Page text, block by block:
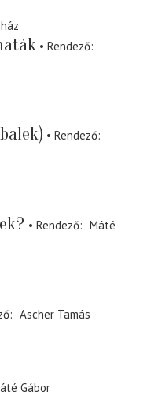
Rendező
Rendező
Rendező
Máté
Ascher Tamás
Gábor